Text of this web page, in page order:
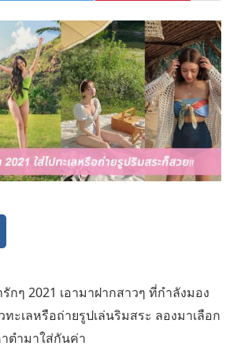
ๆ 2021 เอามาฝากสาวๆ ที่กำลังมอง
ทะเลหรือถ่ายรูปเล่นริมสระ ลองมาเลือก
ตำมาใส่กันค่า